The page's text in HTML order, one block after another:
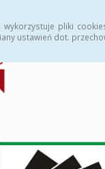
wykorzystuje pliki
ustawień dot.